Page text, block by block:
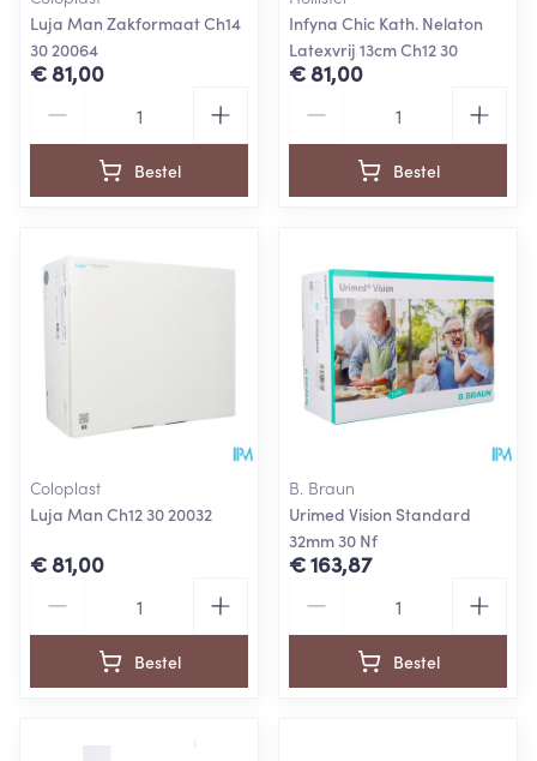
Luja Man Zakformaat Ch14
30 20064
€ 81,00
Bestel
Infyna Chic Kath. Nelaton
Latexvrij 13cm Ch12 30
€ 81,00
Bestel
Coloplast
Luja Man Ch12 30 20032
€ 81,00
Bestel
B. Braun
Urimed Vision Standard
32mm 30 Nf
€ 163,87
Bestel